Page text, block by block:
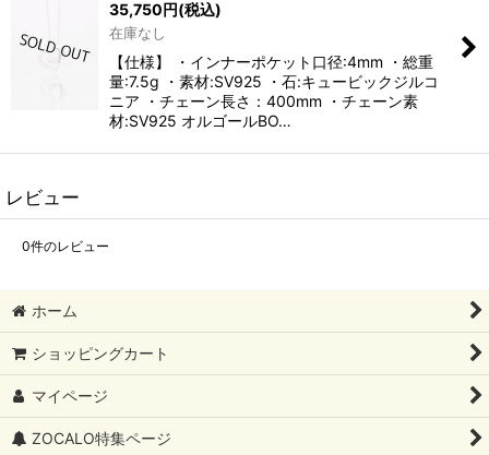
35,750円(税込)
在庫なし
【仕様】 ・インナーポケット口径:4mm ・総重
量:7.5g ・素材:SV925 ・石:キュービックジルコ
ニア ・チェーン長さ：400mm ・チェーン素
材:SV925 オルゴールBO…
レビュー
0件のレビュー
ホーム
ショッピングカート
マイページ
ZOCALO特集ページ